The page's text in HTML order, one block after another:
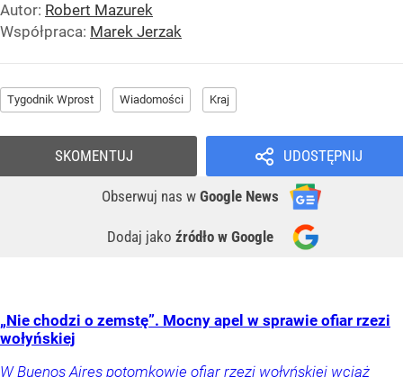
Autor: Robert Mazurek
Współpraca: Marek Jerzak
Tygodnik Wprost Wiadomości Kraj
UDOSTĘPNIJ
Obserwuj nas w Google News
Dodaj jako źródło w Google
SKOMENTUJ
„Nie chodzi o zemstę”. Mocny apel w sprawie ofiar rzezi
wołyńskiej
W Buenos Aires potomkowie ofiar rzezi wołyńskiej wciąż